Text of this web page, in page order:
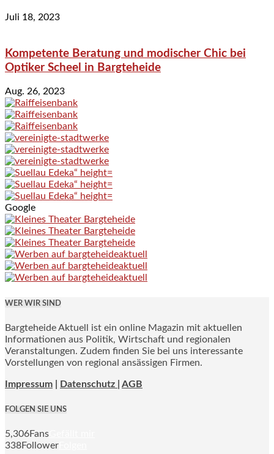
Juli 18, 2023
Kompetente Beratung und modischer Chic bei
Optiker Scheel in Bargteheide
Aug. 26, 2023
Google
WER WIR SIND
Bargteheide Aktuell ist ein online Magazin mit aktuellen
Informationen aus Politik, Wirtschaft und regionalen
Veranstaltungen. Zudem finden Sie bei uns interessante
Vorstellungen von regional ansässigen Firmen.
Impressum Datenschutz | AGB
FOLGEN SIE UNS
5,306Fans
338Follower